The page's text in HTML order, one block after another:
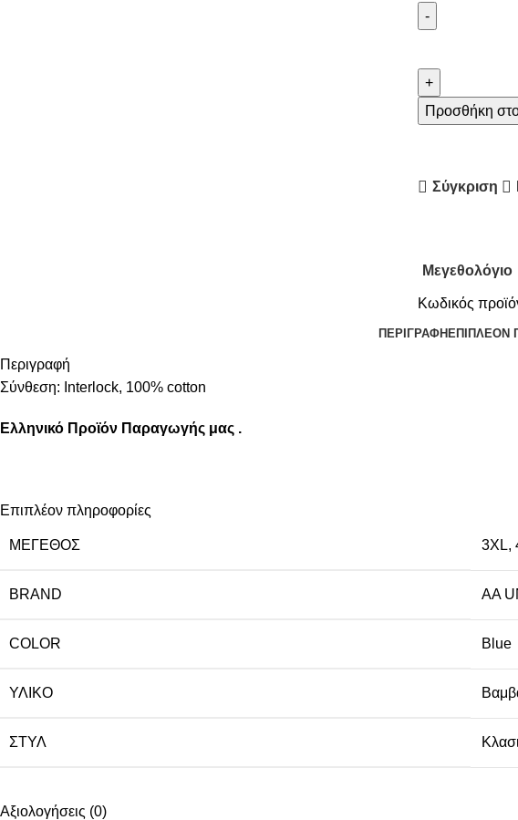
Προσθήκη
Σύγκριση
Μεγεθολόγιο
Κωδικός
ΠΕΡΙΓΡΑΦΉ ΕΠΙΠΛΈΟΝ
Περιγραφή
Σύνθεση: Interlock, 100% cotton
Ελληνικό Προϊόν Παραγωγής μας .
Επιπλέον πληροφορίες
ΜΈΓΕΘΟΣ 3XL,
BRAND AA
COLOR Blue
ΥΛΙΚΌ
ΣΤΥΛ
Αξιολογήσεις (0)